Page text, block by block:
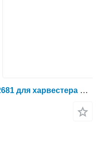
Гидромотор John Deere F062681 для харвестера Timberjack